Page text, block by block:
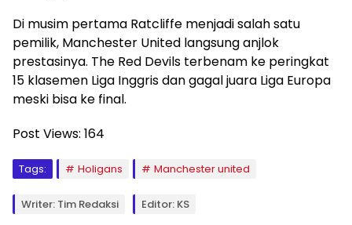
Di musim pertama Ratcliffe menjadi salah satu
pemilik, Manchester United langsung anjlok
prestasinya. The Red Devils terbenam ke peringkat
15 klasemen Liga Inggris dan gagal juara Liga Europa
meski bisa ke final.
Post Views: 164
Tags: Holigans Manchester united
Writer: Tim Redaksi Editor: KS